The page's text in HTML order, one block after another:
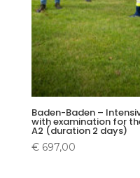
Baden-Baden –
with examination for
A2 (duration 2 days)
€697,00